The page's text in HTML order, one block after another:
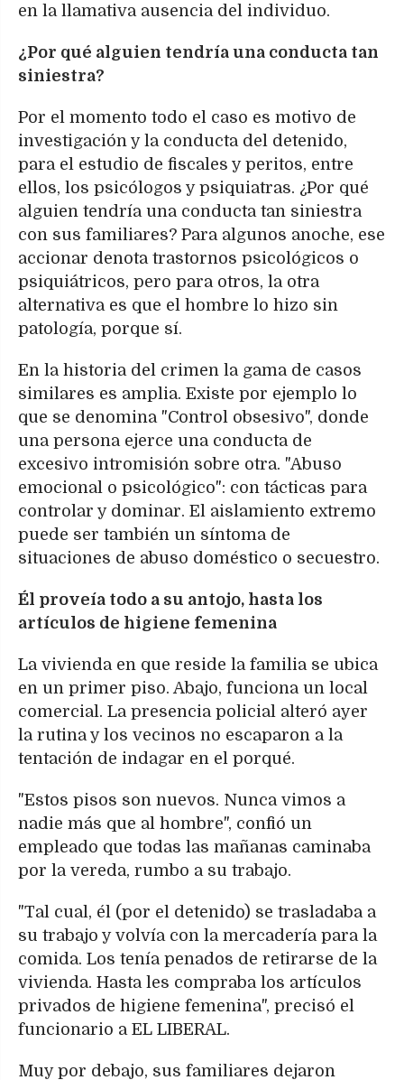
en la llamativa ausencia del individuo.
¿Por qué alguien tendría una conducta tan
siniestra?
Por el momento todo el caso es motivo de
investigación y la conducta del detenido,
para el estudio de fiscales y peritos, entre
ellos, los psicólogos y psiquiatras. ¿Por qué
alguien tendría una conducta tan siniestra
con sus familiares? Para algunos anoche, ese
accionar denota trastornos psicológicos o
psiquiátricos, pero para otros, la otra
alternativa es que el hombre lo hizo sin
patología, porque sí.
En la historia del crimen la gama de casos
similares es amplia. Existe por ejemplo lo
que se denomina "Control obsesivo", donde
una persona ejerce una conducta de
excesivo intromisión sobre otra. "Abuso
emocional o psicológico": con tácticas para
controlar y dominar. El aislamiento extremo
puede ser también un síntoma de
situaciones de abuso doméstico o secuestro.
Él proveía todo a su antojo, hasta los
artículos de higiene femenina
La vivienda en que reside la familia se ubica
en un primer piso. Abajo, funciona un local
comercial. La presencia policial alteró ayer
la rutina y los vecinos no escaparon a la
tentación de indagar en el porqué.
"Estos pisos son nuevos. Nunca vimos a
nadie más que al hombre", confió un
empleado que todas las mañanas caminaba
por la vereda, rumbo a su trabajo.
"Tal cual, él (por el detenido) se trasladaba a
su trabajo y volvía con la mercadería para la
comida. Los tenía penados de retirarse de la
vivienda. Hasta les compraba los artículos
privados de higiene femenina", precisó el
funcionario a EL LIBERAL.
Muy por debajo, sus familiares dejaron